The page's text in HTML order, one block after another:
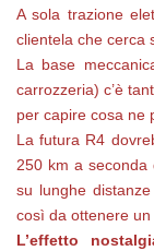
A sola trazione
clientela che cerca
La base
carrozzeria) c’è
per capire cosa ne
La futura R4
250 km a seconda
su lunghe
così da ottenere un
L’effetto